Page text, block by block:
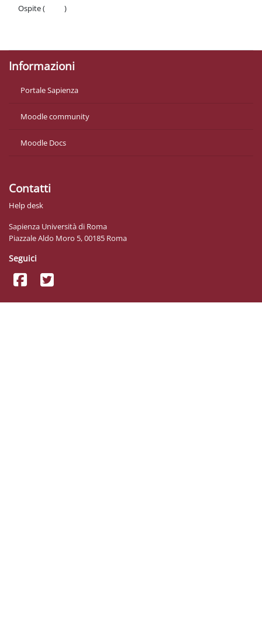
Ospite (
)
Informazioni
Portale Sapienza
Moodle community
Moodle Docs
Contatti
Help desk
Sapienza Università di Roma
Piazzale Aldo Moro 5, 00185 Roma
Seguici